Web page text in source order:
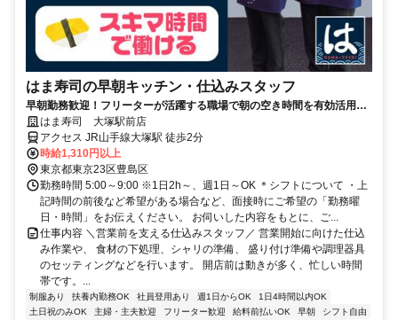
はま寿司の早朝キッチン・仕込みスタッフ
早朝勤務歓迎！フリーターが活躍する職場で朝の空き時間を有効活用し
て働きませんか？
はま寿司 大塚駅前店
アクセス JR山手線大塚駅 徒歩2分
時給1,310円以上
東京都東京23区豊島区
勤務時間 5:00～9:00 ※1日2h～、週1日～OK ＊シフトについて ・上
記時間の前後など希望がある場合など、面接時にご希望の「勤務曜
日・時間」をお伝えください。 お伺いした内容をもとに、ご...
仕事内容 ＼営業前を支える仕込みスタッフ／ 営業開始に向けた仕込
み作業や、 食材の下処理、シャリの準備、 盛り付け準備や調理器具
のセッティングなどを行います。 開店前は動きが多く、忙しい時間
帯です。...
制服あり 扶養内勤務OK 社員登用あり 週1日からOK
1日4時間以内OK
土日祝のみOK
主婦・主夫歓迎 フリーター歓迎 給料前払いOK 早朝
シフト自由